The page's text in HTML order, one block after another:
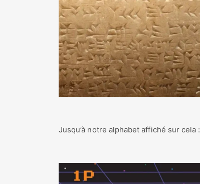
Jusqu’à notre alphabet affiché sur cela :